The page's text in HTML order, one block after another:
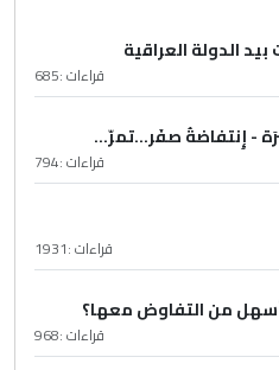
الدولة العراقية
قراءات :685
- إِنتفاضةُ صفَر…تمرّ...
قراءات :794
قراءات :1931
أسهل من التفاوض معها؟
قراءات :968